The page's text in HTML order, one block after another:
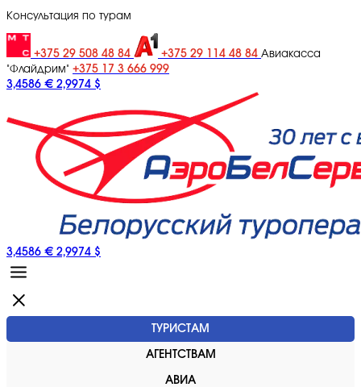
Консультация по турам
+375 29 508 48 84 +375 29 114 48 84 Авиакасса
"Флайдрим" +375 17 3 666 999
3,4586 € 2,9974 $
3,4586 € 2,9974 $
ТУРИСТАМ
АГЕНТСТВАМ
АВИА